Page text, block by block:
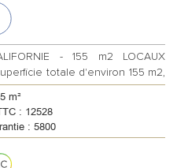
- 155 m2 LOCAUX
totale d'environ 155 m2,
m²
: 12528
: 5800
: Forfaitaires mensuelles